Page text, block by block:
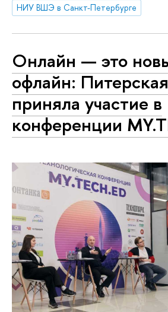
НИУ ВШЭ в Санкт-Петербурге
Онлайн — это
офлайн:
приняла участие в
конференции